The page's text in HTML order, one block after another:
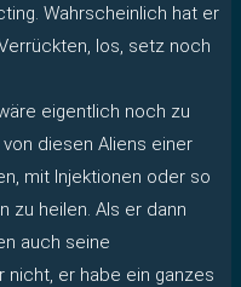
Wahrscheinlich hat er
los, setz noch
eigentlich noch zu
diesen Aliens einer
mit Injektionen oder so
zu heilen. Als er dann
auch seine
nicht, er habe ein ganzes